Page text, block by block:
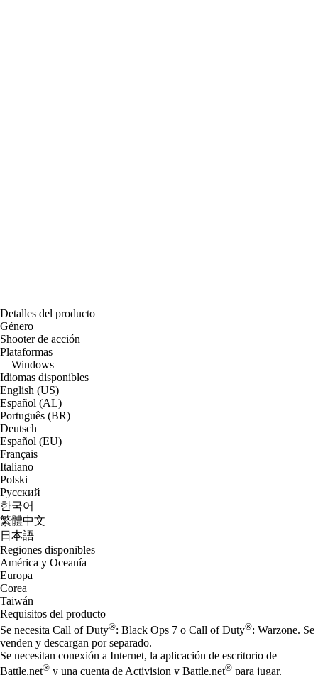
Detalles del producto
Género
Shooter de acción
Plataformas
Windows
Idiomas disponibles
English (US)
Español (AL)
Português (BR)
Deutsch
Español (EU)
Français
Italiano
Polski
Русский
한국어
繁體中文
日本語
Regiones disponibles
América y Oceanía
Europa
Corea
Taiwán
Requisitos del producto
Se necesita Call of Duty®: Black Ops 7 o Call of Duty®: Warzone. Se
venden y descargan por separado.
Se necesitan conexión a Internet, la aplicación de escritorio de
Battle.net® y una cuenta de Activision y Battle.net® para jugar.